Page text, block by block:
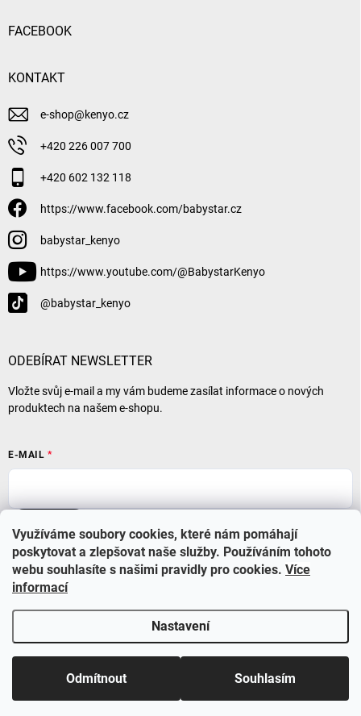
Využíváme soubory cookies, které nám pomáhají
poskytovat a zlepšovat naše služby. Používáním tohoto
webu souhlasíte s našimi pravidly pro cookies. Více
informací
Nastavení
Odmítnout Souhlasím
Využijte nyní slevu 10% se slevovým kódem BS210 a také
FACEBOOK
KONTAKT
e-shop@kenyo.cz
+420 226 007 700
+420 602 132 118
https://www.facebook.com/babystar.cz
babystar_kenyo
https://www.youtube.com/@BabystarKenyo
@babystar_kenyo
ODEBÍRAT NEWSLETTER
Vložte svůj e-mail a my vám budeme zasílat informace o nových
produktech na našem e-shopu.
E-MAIL
Copyright 2026BABYSTAR. Všechna práva vyhrazena.Upravit nastavení